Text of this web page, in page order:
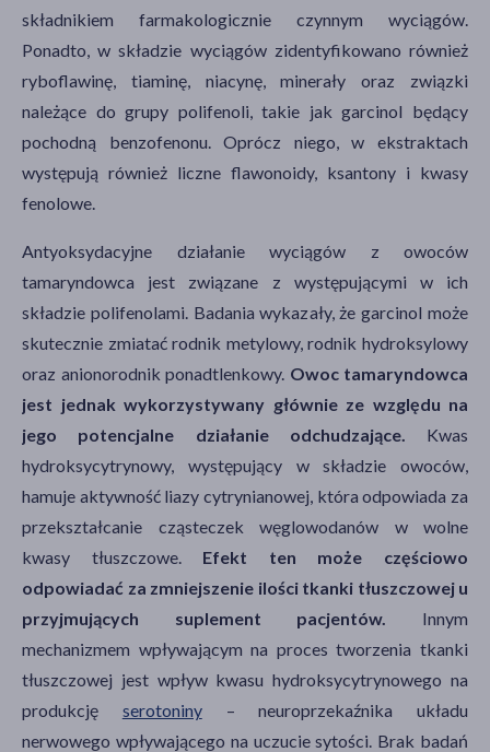
składnikiem farmakologicznie czynnym wyciągów.
Ponadto, w składzie wyciągów zidentyfikowano również
ryboflawinę, tiaminę, niacynę, minerały oraz związki
należące do grupy polifenoli, takie jak garcinol będący
pochodną benzofenonu. Oprócz niego, w ekstraktach
występują również liczne flawonoidy, ksantony i kwasy
fenolowe.
Antyoksydacyjne działanie wyciągów z owoców
tamaryndowca jest związane z występującymi w ich
składzie polifenolami. Badania wykazały, że garcinol może
skutecznie zmiatać rodnik metylowy, rodnik hydroksylowy
oraz anionorodnik ponadtlenkowy. Owoc tamaryndowca
jest jednak wykorzystywany głównie ze względu na
jego potencjalne działanie odchudzające.
Kwas
hydroksycytrynowy, występujący w składzie owoców,
hamuje aktywność liazy cytrynianowej, która odpowiada za
przekształcanie cząsteczek węglowodanów w wolne
kwasy tłuszczowe. Efekt ten może częściowo
odpowiadać za zmniejszenie ilości tkanki tłuszczowej u
przyjmujących suplement pacjentów.
Innym
mechanizmem wpływającym na proces tworzenia tkanki
tłuszczowej jest wpływ kwasu hydroksycytrynowego na
produkcję serotoniny – neuroprzekaźnika układu
nerwowego wpływającego na uczucie sytości. Brak badań